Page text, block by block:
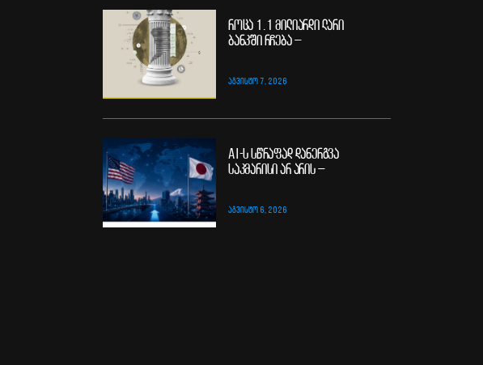
როცა 1.1 მილიარდი ლარი
ბანკში რჩება –
ᲐᲒᲕᲘᲡᲢᲝ 7, 2026
AI-ს სწრაფად დანერგვა
საკმარისი არ არის –
ᲐᲒᲕᲘᲡᲢᲝ 6, 2026